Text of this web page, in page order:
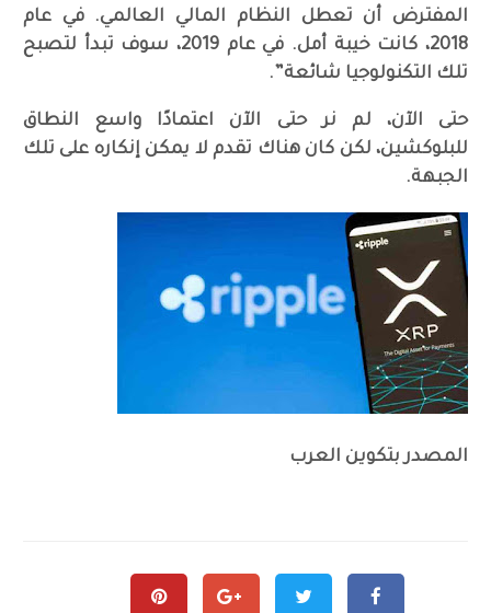
المفترض أن تعطل النظام المالي العالمي. في عام
2018، كانت خيبة أمل. في عام 2019، سوف تبدأ لتصبح
تلك التكنولوجيا شائعة”.
حتى الآن، لم نر حتى الآن اعتمادًا واسع النطاق
للبلوكشين، لكن كان هناك تقدم لا يمكن إنكاره على تلك
الجبهة.
المصدر بتكوين العرب